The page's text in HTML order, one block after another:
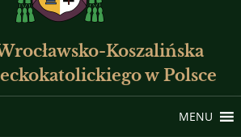
Koszalińska
w Polsce
MENU